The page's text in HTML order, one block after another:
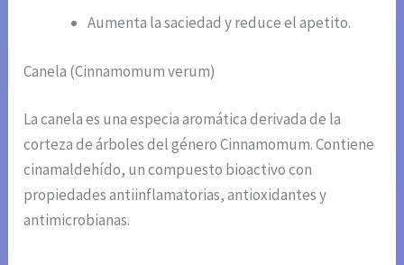
Aumenta la saciedad y reduce el apetito.
Canela (Cinnamomum verum)
La canela es una especia aromática derivada de la
corteza de árboles del género Cinnamomum. Contiene
cinamaldehído, un compuesto bioactivo con
propiedades antiinflamatorias, antioxidantes y
antimicrobianas.